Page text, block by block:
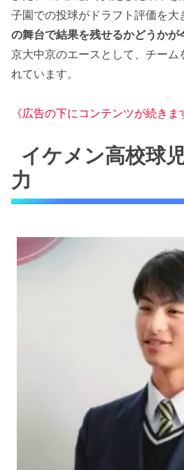
子園での投球がドラフト評価を大
の舞台で結果を残せるかどうかが
京大中京のエースとして、チーム
れています。
《広告の下にコンテンツが続きま
イケメン高校球
力